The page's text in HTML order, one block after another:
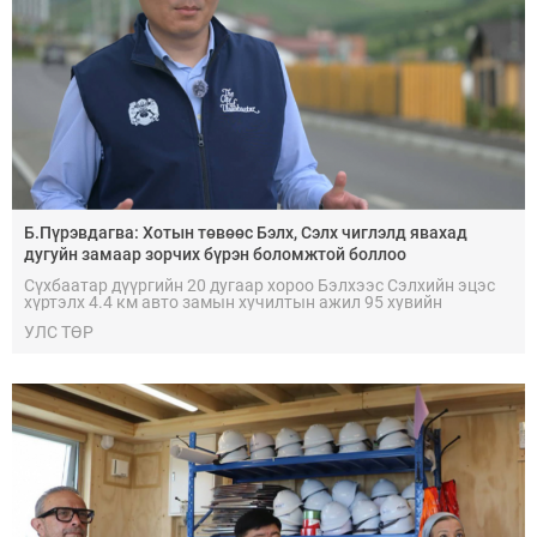
Б.Пүрэвдагва: Хотын төвөөс Бэлх, Сэлх чиглэлд явахад
дугуйн замаар зорчих бүрэн боломжтой боллоо
Сүхбаатар дүүргийн 20 дугаар хороо Бэлхээс Сэлхийн эцэс
хүртэлх 4.4 км авто замын хучилтын ажил 95 хувийн
Засаг дарга бөгөөд Улаанбаатар хотын Захирагч
УЛС ТӨР